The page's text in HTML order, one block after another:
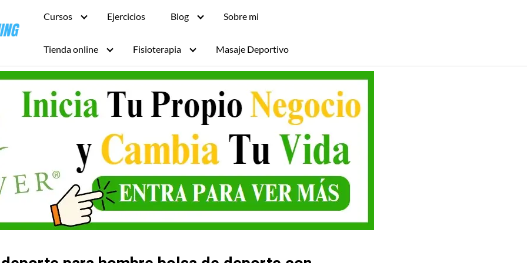
Cursos Ejercicios Blog Sobre mi
Tienda online Fisioterapia Masaje Deportivo